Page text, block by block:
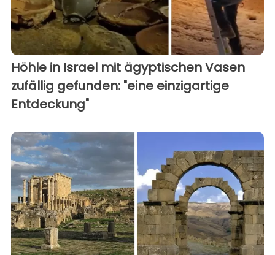
Höhle in Israel mit ägyptischen Vasen
zufällig gefunden: "eine einzigartige
Entdeckung"